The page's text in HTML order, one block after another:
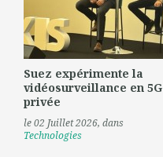
Suez expérimente la
vidéosurveillance en 5G
privée
le 02 Juillet 2026, dans
Technologies